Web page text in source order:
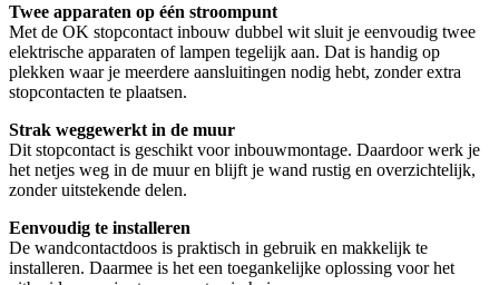
Twee apparaten op één stroompunt
Met de OK stopcontact inbouw dubbel wit sluit je eenvoudig twee
elektrische apparaten of lampen tegelijk aan. Dat is handig op
plekken waar je meerdere aansluitingen nodig hebt, zonder extra
stopcontacten te plaatsen.
Strak weggewerkt in de muur
Dit stopcontact is geschikt voor inbouwmontage. Daardoor werk je
het netjes weg in de muur en blijft je wand rustig en overzichtelijk,
zonder uitstekende delen.
Eenvoudig te installeren
De wandcontactdoos is praktisch in gebruik en makkelijk te
installeren. Daarmee is het een toegankelijke oplossing voor het